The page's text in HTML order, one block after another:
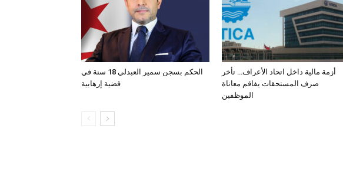
الحكم بسجن سمير العبدلي 18 سنة في
قضية إرهابية
أزمة مالية داخل اتحاد الأعراف… تأخر
صرف المستحقات يفاقم معاناة
الموظفين